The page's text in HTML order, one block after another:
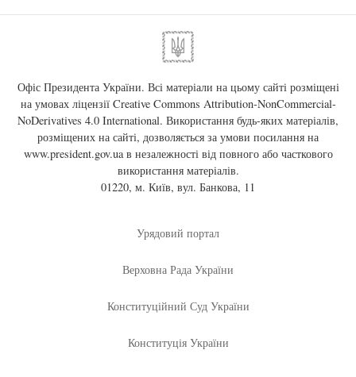
Офіс Президента України. Всі матеріали на цьому сайті розміщені
на умовах ліцензії Creative Commons Attribution-NonCommercial-
NoDerivatives 4.0 International. Використання будь-яких матеріалів,
розміщених на сайті, дозволяється за умови посилання на
www.president.gov.uaв незалежності від повного або часткового
використання матеріалів.
01220, м. Київ, вул. Банкова, 11
Урядовий портал
Верховна Рада України
Конституційний Суд України
Конституція України